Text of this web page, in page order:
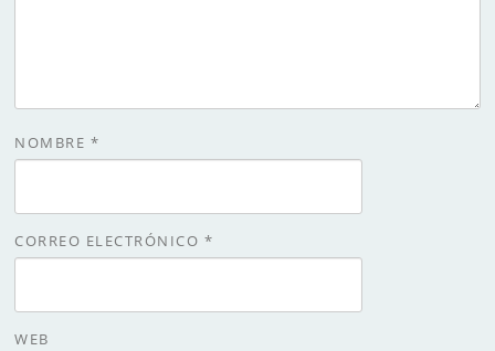
NOMBRE *
CORREO ELECTRÓNICO *
WEB